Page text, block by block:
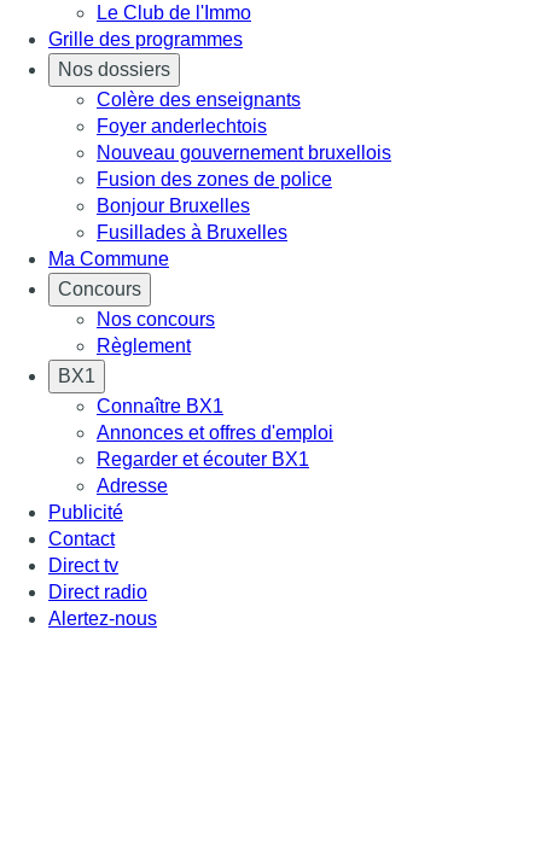
Le Club de l'Immo
Grille des programmes
Nos dossiers
Colère des enseignants
Foyer anderlechtois
Nouveau gouvernement bruxellois
Fusion des zones de police
Bonjour Bruxelles
Fusillades à Bruxelles
Ma Commune
Concours
Nos concours
Règlement
BX1
Connaître BX1
Annonces et offres d'emploi
Regarder et écouter BX1
Adresse
Publicité
Contact
Direct tv
Direct radio
Alertez-nous